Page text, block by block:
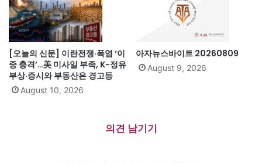
[오늘의 신문] 이란전쟁·폭염 ‘이
중 충격’…美 미사일 부족, K-정유
부상·증시와 부동산은 경고등
August 10, 2026
아자뉴스바이트 20260809
August 9, 2026
의견 남기기